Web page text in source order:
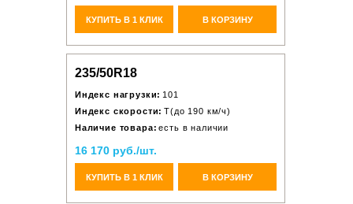
КУПИТЬ В 1 КЛИК В КОРЗИНУ
235/50R18
Индекс нагрузки: 101
Индекс скорости: T(до 190 км/ч)
Наличие товара: есть в наличии
16 170 руб./шт.
КУПИТЬ В 1 КЛИК В КОРЗИНУ